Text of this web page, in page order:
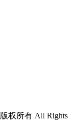
版权所有 All Rights